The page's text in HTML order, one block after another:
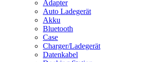
Adapter
Auto Ladegerät
Akku
Bluetooth
Case
Charger/Ladegerät
Datenkabel